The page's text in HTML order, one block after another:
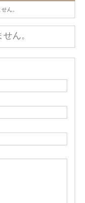
ん。
ん。